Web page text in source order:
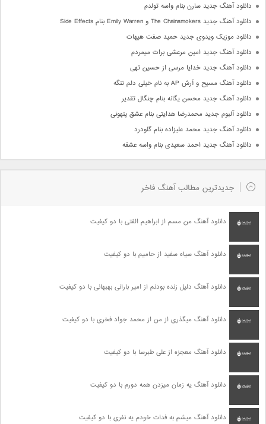
دانلود آهنگ جدید سارن بنام واسه تولدم
دانلود آهنگ جدید The Chainsmokers و Emily Warren بنام Side Effects
دانلود موزیک ویدوی جدید حمید صفت هیهات
دانلود آهنگ جدید امین مرعشی برات میمردم
دانلود آهنگ جدید خدایا مرسی از حسین تهی
دانلود آهنگ مسیح و آرش AP به نام خیلی دلم تنگه
دانلود آهنگ جدید محسن یگانه بنام چنگال تقدیر
دانلود آلبوم جدید محمدرضا هدایتی بنام عشق پنهونی
دانلود آهنگ جدید محمد علیزاده بنام گلودرد
دانلود آهنگ جدید احمد سعیدی بنام واسه عشقه
جدیدترین مطالب آهنگ فاخر
دانلود آهنگ من مسم از ابراهیم الفتی با دو کیفیت
دانلود آهنگ سیاه سفید از حامیم با دو کیفیت
دانلود آهنگ دلیل زنده بودنم از امیر بارانی بهبهانی با دو کیفیت
دانلود آهنگ میگذری از من از محمد جواد فخری با دو کیفیت
دانلود آهنگ معجزه از علی طبرسا با دو کیفیت
دانلود آهنگ یه زمان میزدن همه دورم با دو کیفیت
دانلود آهنگ میشم به فدات خودم یه نفری با دو کیفیت